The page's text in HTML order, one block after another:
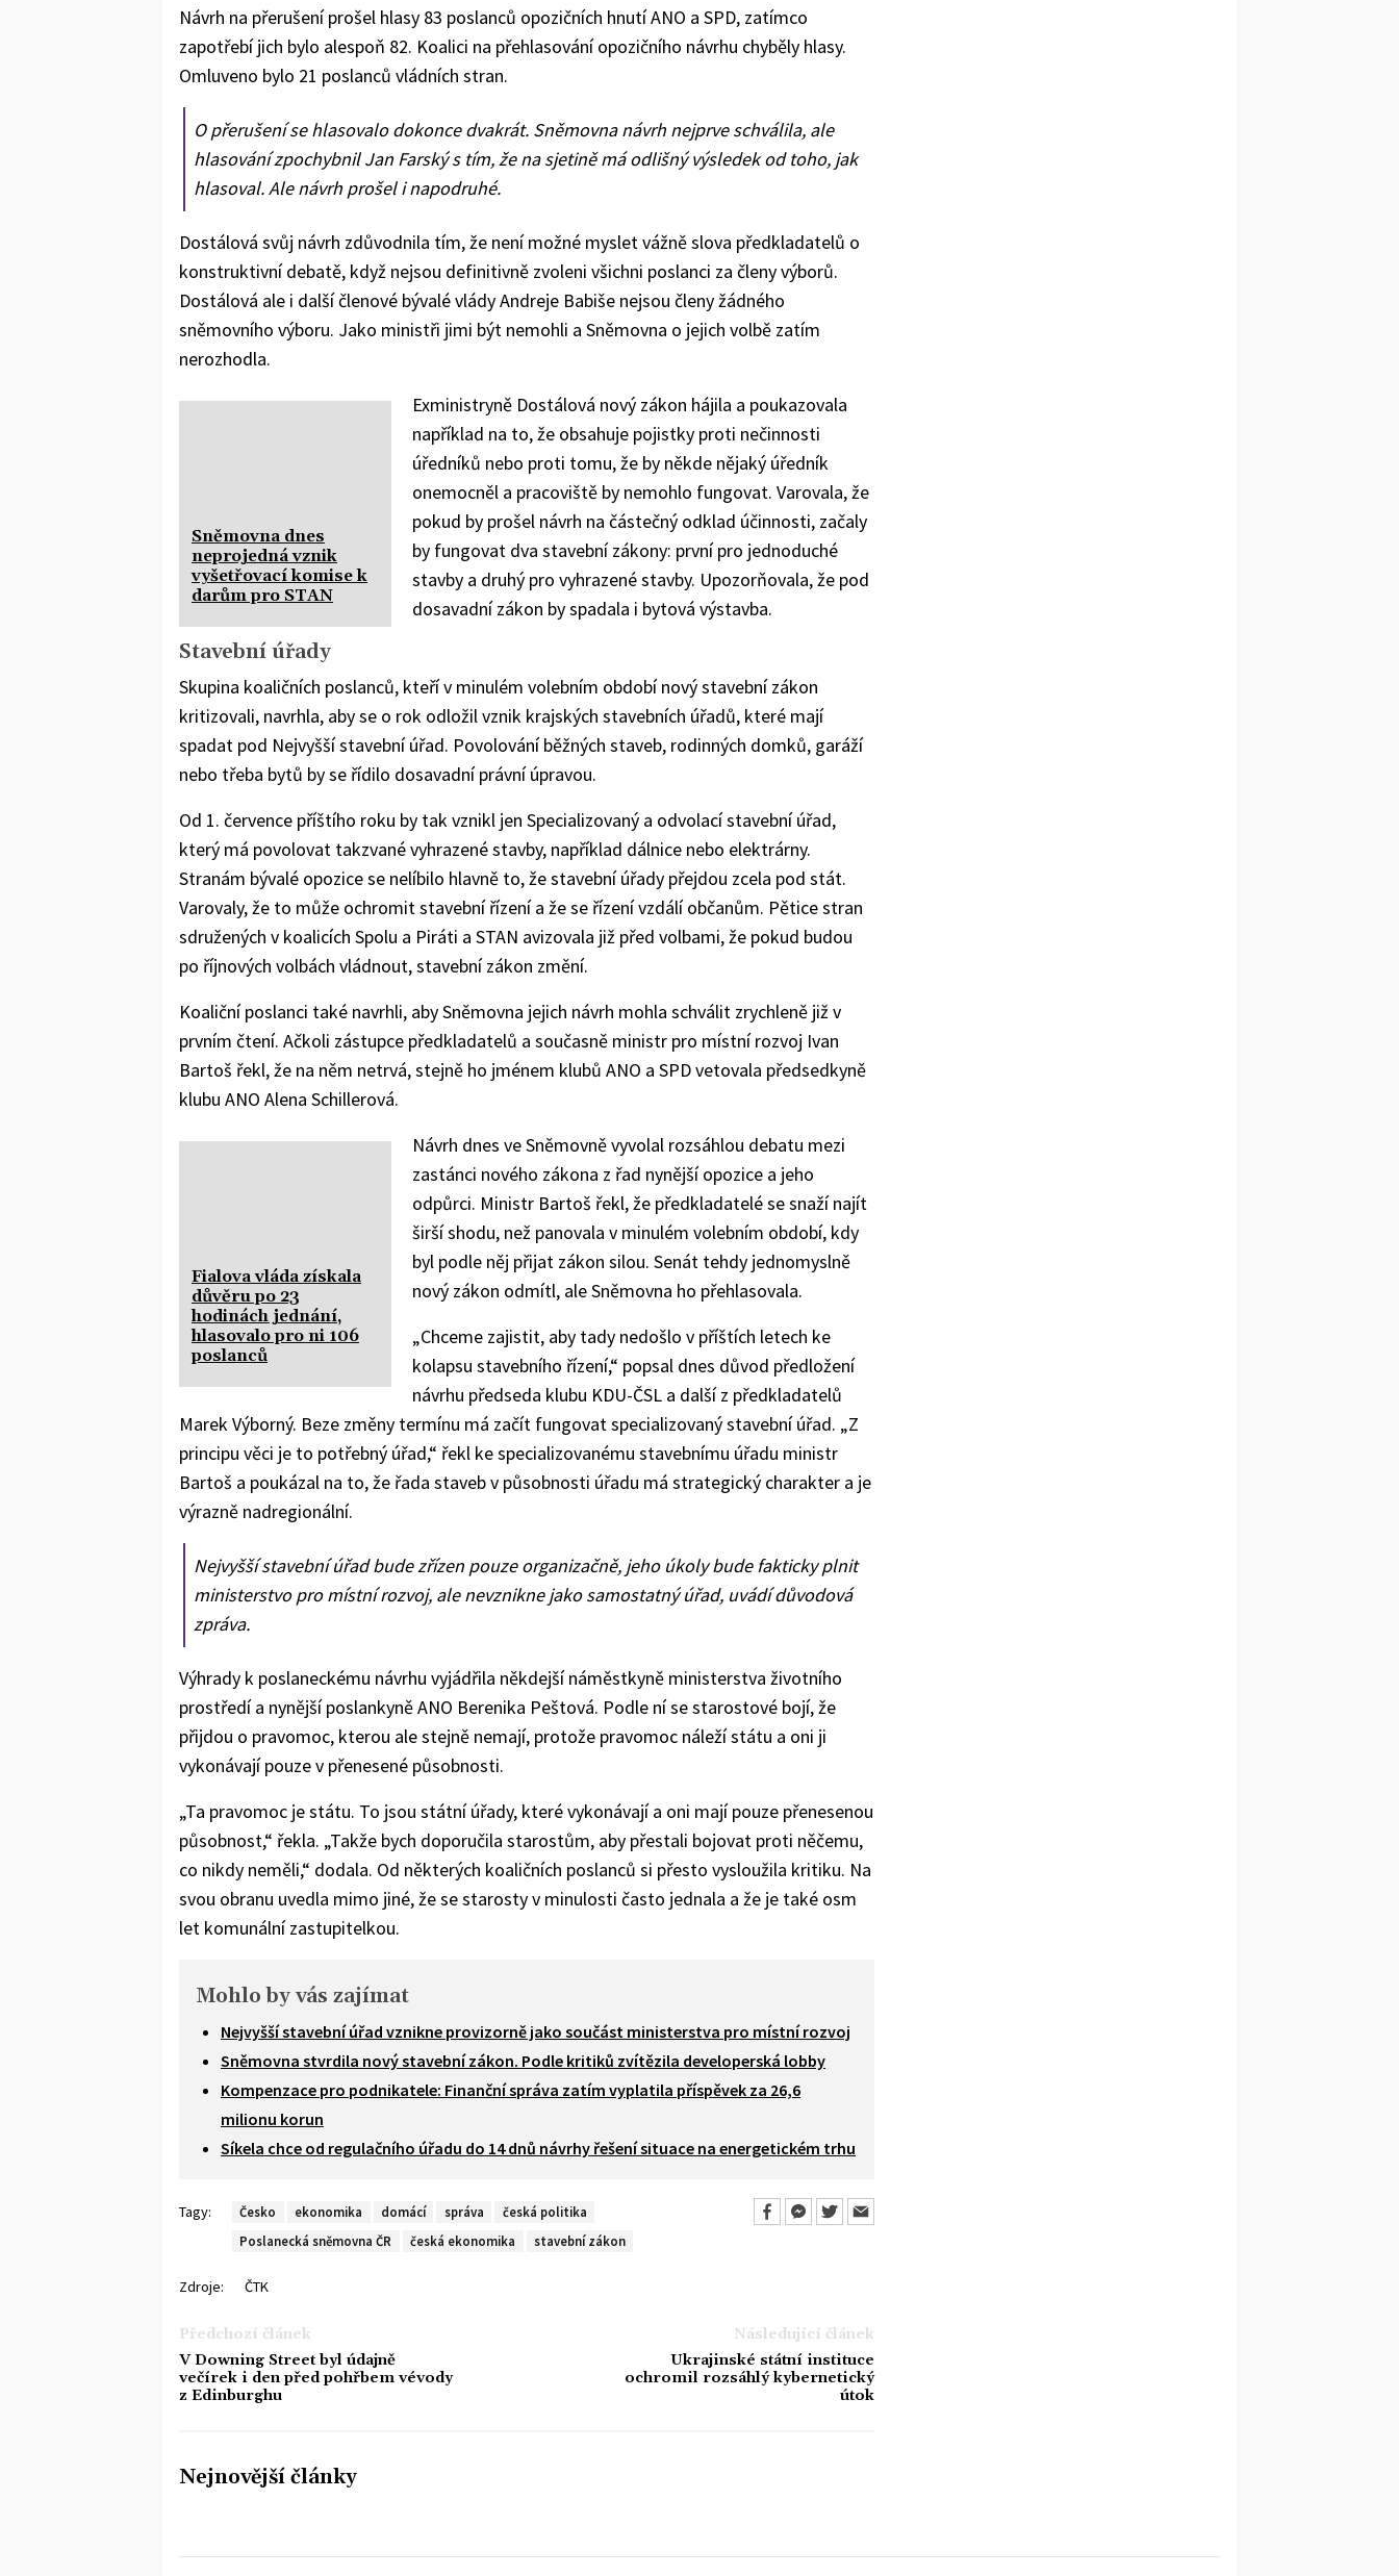
Návrh na přerušení prošel hlasy 83 poslanců opozičních hnutí ANO a SPD, zatímco
zapotřebí jich bylo alespoň 82. Koalici na přehlasování opozičního návrhu chyběly hlasy.
Omluveno bylo 21 poslanců vládních stran.
O přerušení se hlasovalo dokonce dvakrát. Sněmovna návrh nejprve schválila, ale
hlasování zpochybnil Jan Farský s tím, že na sjetině má odlišný výsledek od toho, jak
hlasoval. Ale návrh prošel i napodruhé.
Dostálová svůj návrh zdůvodnila tím, že není možné myslet vážně slova předkladatelů o
konstruktivní debatě, když nejsou definitivně zvoleni všichni poslanci za členy výborů.
Dostálová ale i další členové bývalé vlády Andreje Babiše nejsou členy žádného
sněmovního výboru. Jako ministři jimi být nemohli a Sněmovna o jejich volbě zatím
nerozhodla.
Sněmovna dnes
neprojedná vznik
vyšetřovací komise k
darům pro STAN
Exministryně Dostálová nový zákon hájila a poukazovala
například na to, že obsahuje pojistky proti nečinnosti
úředníků nebo proti tomu, že by někde nějaký úředník
onemocněl a pracoviště by nemohlo fungovat. Varovala, že
pokud by prošel návrh na částečný odklad účinnosti, začaly
by fungovat dva stavební zákony: první pro jednoduché
stavby a druhý pro vyhrazené stavby. Upozorňovala, že pod
dosavadní zákon by spadala i bytová výstavba.
Stavební úřady
Skupina koaličních poslanců, kteří v minulém volebním období nový stavební zákon
kritizovali, navrhla, aby se o rok odložil vznik krajských stavebních úřadů, které mají
spadat pod Nejvyšší stavební úřad. Povolování běžných staveb, rodinných domků, garáží
nebo třeba bytů by se řídilo dosavadní právní úpravou.
Od 1. července příštího roku by tak vznikl jen Specializovaný a odvolací stavební úřad,
který má povolovat takzvané vyhrazené stavby, například dálnice nebo elektrárny.
Stranám bývalé opozice se nelíbilo hlavně to, že stavební úřady přejdou zcela pod stát.
Varovaly, že to může ochromit stavební řízení a že se řízení vzdálí občanům. Pětice stran
sdružených v koalicích Spolu a Piráti a STAN avizovala již před volbami, že pokud budou
po říjnových volbách vládnout, stavební zákon změní.
Koaliční poslanci také navrhli, aby Sněmovna jejich návrh mohla schválit zrychleně již v
prvním čtení. Ačkoli zástupce předkladatelů a současně ministr pro místní rozvoj Ivan
Bartoš řekl, že na něm netrvá, stejně ho jménem klubů ANO a SPD vetovala předsedkyně
klubu ANO Alena Schillerová.
Fialova vláda získala
důvěru po 23
hodinách jednání,
hlasovalo pro ni 106
poslanců
Návrh dnes ve Sněmovně vyvolal rozsáhlou debatu mezi
zastánci nového zákona z řad nynější opozice a jeho
odpůrci. Ministr Bartoš řekl, že předkladatelé se snaží najít
širší shodu, než panovala v minulém volebním období, kdy
byl podle něj přijat zákon silou. Senát tehdy jednomyslně
nový zákon odmítl, ale Sněmovna ho přehlasovala.
„Chceme zajistit, aby tady nedošlo v příštích letech ke
kolapsu stavebního řízení,“ popsal dnes důvod předložení
návrhu předseda klubu KDU-ČSL a další z předkladatelů
Marek Výborný. Beze změny termínu má začít fungovat specializovaný stavební úřad. „Z
principu věci je to potřebný úřad,“ řekl ke specializovanému stavebnímu úřadu ministr
Bartoš a poukázal na to, že řada staveb v působnosti úřadu má strategický charakter a je
výrazně nadregionální.
Nejvyšší stavební úřad bude zřízen pouze organizačně, jeho úkoly bude fakticky plnit
ministerstvo pro místní rozvoj, ale nevznikne jako samostatný úřad, uvádí důvodová
zpráva.
Výhrady k poslaneckému návrhu vyjádřila někdejší náměstkyně ministerstva životního
prostředí a nynější poslankyně ANO Berenika Peštová. Podle ní se starostové bojí, že
přijdou o pravomoc, kterou ale stejně nemají, protože pravomoc náleží státu a oni ji
vykonávají pouze v přenesené působnosti.
„Ta pravomoc je státu. To jsou státní úřady, které vykonávají a oni mají pouze přenesenou
působnost,“ řekla. „Takže bych doporučila starostům, aby přestali bojovat proti něčemu,
co nikdy neměli,“ dodala. Od některých koaličních poslanců si přesto vysloužila kritiku. Na
svou obranu uvedla mimo jiné, že se starosty v minulosti často jednala a že je také osm
let komunální zastupitelkou.
Mohlo by vás zajímat
Nejvyšší stavební úřad vznikne provizorně jako součást ministerstva pro místní rozvoj
Sněmovna stvrdila nový stavební zákon. Podle kritiků zvítězila developerská lobby
Kompenzace pro podnikatele: Finanční správa zatím vyplatila příspěvek za 26,6
milionu korun
Síkela chce od regulačního úřadu do 14 dnů návrhy řešení situace na energetickém trhu
Tagy: Česko ekonomika domácí správa
česká politika
Poslanecká sněmovna ČR
česká ekonomika stavební zákon
Zdroje: ČTK
Předchozí článek
V Downing Street byl údajně
večírek i den před pohřbem vévody
z Edinburghu
Následující článek
Ukrajinské státní instituce
ochromil rozsáhlý kybernetický
útok
Nejnovější články